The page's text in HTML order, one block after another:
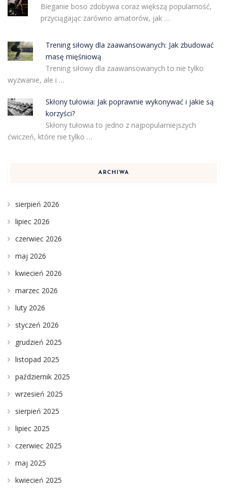
Bieganie boso zdobywa coraz większą popularność,
przyciągając zarówno amatorów, jak …
Trening siłowy dla zaawansowanych: Jak zbudować
masę mięśniową
Trening siłowy dla zaawansowanych to nie tylko
wyzwanie, ale i …
Skłony tułowia: Jak poprawnie wykonywać i jakie są
korzyści?
Skłony tułowia to jedno z najpopularniejszych
ćwiczeń, które nie tylko …
ARCHIWA
sierpień 2026
lipiec 2026
czerwiec 2026
maj 2026
kwiecień 2026
marzec 2026
luty 2026
styczeń 2026
grudzień 2025
listopad 2025
październik 2025
wrzesień 2025
sierpień 2025
lipiec 2025
czerwiec 2025
maj 2025
kwiecień 2025